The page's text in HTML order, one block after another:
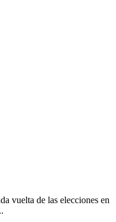
vuelta de las elecciones en